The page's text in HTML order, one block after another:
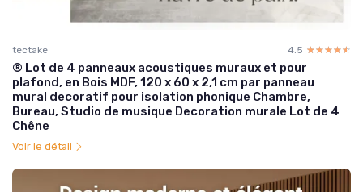
tectake 4.5 ☆☆☆☆☆
★★★★★
® Lot de 4 panneaux acoustiques muraux et pour
plafond, en Bois MDF, 120 x 60 x 2,1 cm par panneau
mural decoratif pour isolation phonique Chambre,
Bureau, Studio de musique Decoration murale Lot de 4
Chêne
Voir le détail